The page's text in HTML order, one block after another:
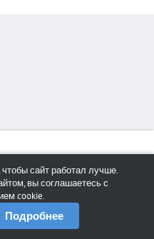
сайт работал лучше.
вы соглашаетесь с
cookie.
Подробнее